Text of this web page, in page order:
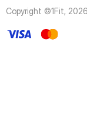
Copyright ©1Fit, 2026